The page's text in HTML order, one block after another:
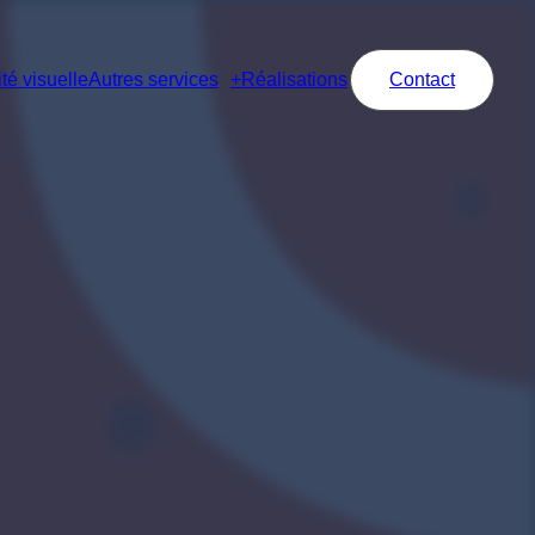
visuelleAutres services Réalisations Contact